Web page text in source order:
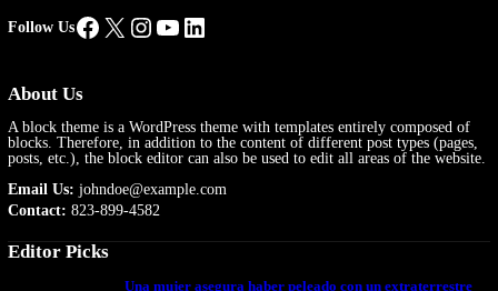
Follow UsFacebook
X Instagram
YouTube
LinkedIn
About Us
A block theme is a WordPress theme with templates entirely composed of
blocks. Therefore, in addition to the content of different post types (pages,
posts, etc.), the block editor can also be used to edit all areas of the website.
Email Us: johndoe@example.com
Contact: 823-899-4582
Editor Picks
Una mujer asegura haber peleado con un extraterrestre